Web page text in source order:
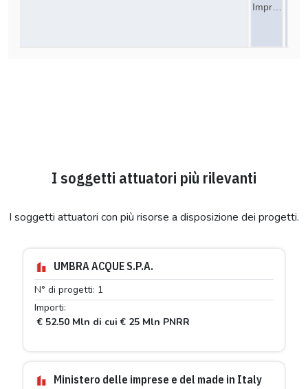
Impr…
I soggetti attuatori più rilevanti
I soggetti attuatori con più risorse a disposizione dei progetti.
UMBRA ACQUE S.P.A.
N° di progetti: 1
Importi:
€ 52.50 Mln di cui € 25 Mln PNRR
Ministero delle imprese e del made in Italy